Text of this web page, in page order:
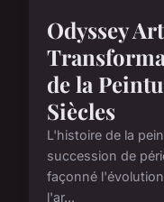
Odyssey
de la
Siècles
L'histoire de la
succession de
façonné
l'ar...